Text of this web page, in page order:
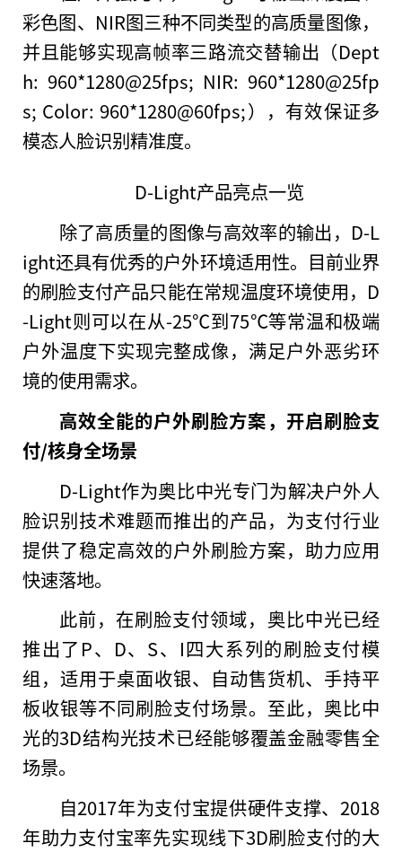
彩色图、NIR图三种不同类型的高质量图像，
并且能够实现高帧率三路流交替输出（Dept
h: 960*1280@25fps; NIR: 960*1280@25fp
s; Color: 960*1280@60fps;），有效保证多
模态人脸识别精准度。
D-Light产品亮点一览
除了高质量的图像与高效率的输出，D-L
ight还具有优秀的户外环境适用性。目前业界
的刷脸支付产品只能在常规温度环境使用，D
-Light则可以在从-25℃到75℃等常温和极端
户外温度下实现完整成像，满足户外恶劣环
境的使用需求。
高效全能的户外刷脸方案，开启刷脸支
付/核身全场景
D-Light作为奥比中光专门为解决户外人
脸识别技术难题而推出的产品，为支付行业
提供了稳定高效的户外刷脸方案，助力应用
快速落地。
此前，在刷脸支付领域，奥比中光已经
推出了P、D、S、I四大系列的刷脸支付模
组，适用于桌面收银、自动售货机、手持平
板收银等不同刷脸支付场景。至此，奥比中
光的3D结构光技术已经能够覆盖金融零售全
场景。
自2017年为支付宝提供硬件支撑、2018
年助力支付宝率先实现线下3D刷脸支付的大